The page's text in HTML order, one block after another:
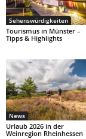
Sehenswürdigkeiten
Tourismus in Münster –
Tipps & Highlights
News
Urlaub 2026 in der
Weinregion Rheinhessen